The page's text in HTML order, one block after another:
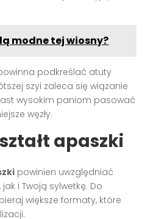
modne tej wiosny?
podkreślać atuty
szyi zaleca się wiązanie
wysokim paniom pasować
węzły.
apaszki
powinien uwzględniać
i Twoją sylwetkę. Do
większe formaty, które